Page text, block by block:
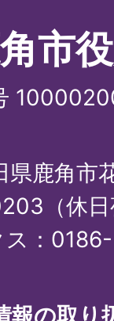
市
鹿角市
（休
ス：
報の取り